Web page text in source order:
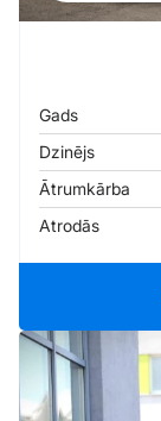
Gads
Dzinējs
Ātrumkārba
Atrodās